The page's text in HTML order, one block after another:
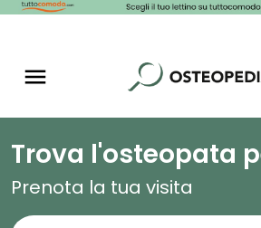
Trova l'osteopata
Prenota la tua visita